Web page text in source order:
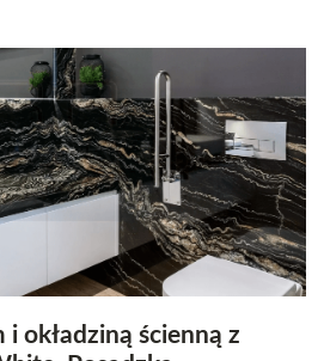
okładziną ścienną z